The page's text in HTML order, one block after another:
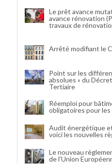
Le prêt avance
avance rénovation
travaux de
Arrêté modifiant le
Point sur les
absolues » du
Tertiaire
Réemploi pour
obligatoires pour les
Audit énergétique
voici les nouvelles
Le nouveau
de l’Union